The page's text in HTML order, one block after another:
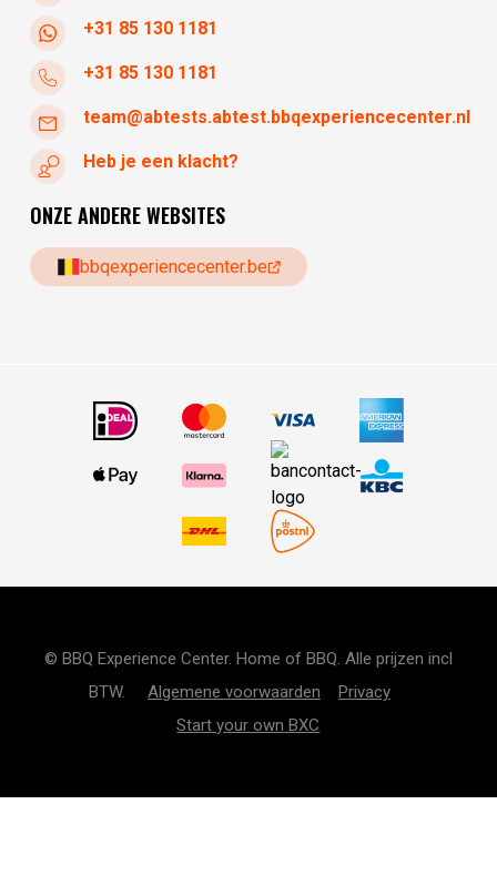
+31 85 130 1181
+31 85 130 1181
team@abtests.abtest.bbqexperiencecenter.nl
Heb je een klacht?
ONZE ANDERE WEBSITES
bbqexperiencecenter.be
© BBQ Experience Center. Home of BBQ. Alle prijzen incl
BTW. Algemene voorwaarden
Privacy
Start your own BXC